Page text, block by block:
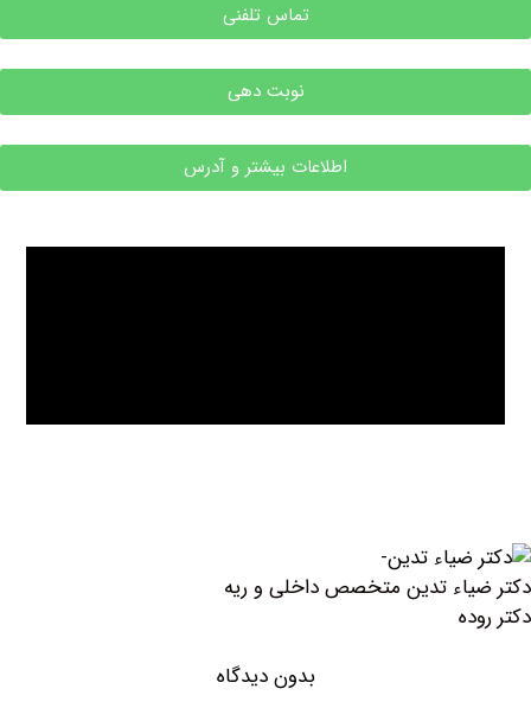
تماس تلفنی
نوبت دهی
اطلاعات بیشتر و آدرس
تدین متخصص داخلی و ریه
بدون دیدگاه